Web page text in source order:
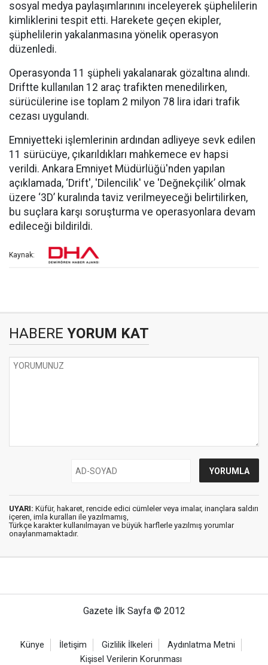
sosyal medya paylaşımlarınını inceleyerek şüphelilerin
kimliklerini tespit etti. Harekete geçen ekipler,
şüphelilerin yakalanmasına yönelik operasyon
düzenledi.
Operasyonda 11 şüpheli yakalanarak gözaltına alındı.
Driftte kullanılan 12 araç trafikten menedilirken,
sürücülerine ise toplam 2 milyon 78 lira idari trafik
cezası uygulandı.
Emniyetteki işlemlerinin ardından adliyeye sevk edilen
11 sürücüye, çıkarıldıkları mahkemece ev hapsi
verildi. Ankara Emniyet Müdürlüğü'nden yapılan
açıklamada, ‘Drift', 'Dilencilik' ve 'Değnekçilik’ olmak
üzere ‘3D’ kuralında taviz verilmeyeceği belirtilirken,
bu suçlara karşı soruşturma ve operasyonlara devam
edileceği bildirildi.
Kaynak:
HABERE YORUM KAT
UYARI: Küfür, hakaret, rencide edici cümleler veya imalar, inançlara saldırı
içeren, imla kuralları ile yazılmamış,
Türkçe karakter kullanılmayan ve büyük harflerle yazılmış yorumlar
onaylanmamaktadır.
Gazete İlk Sayfa © 2012
Künye İletişim Gizlilik İlkeleri
Aydınlatma Metni
Kişisel Verilerin Korunması